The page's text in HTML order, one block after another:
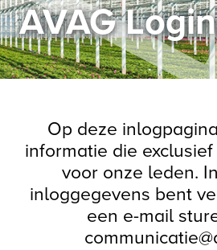
AVAG
Op deze
informatie die
voor onze leden.
inloggegevens bent
een e-mail